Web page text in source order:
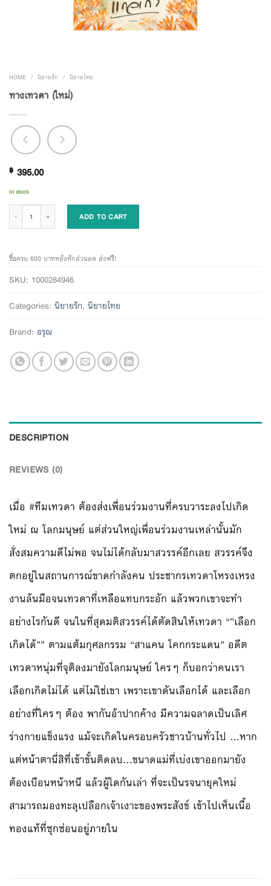
HOME / นิยายรัก / นิยายไทย
ทางเทวดา (ใหม่)
฿ 395.00
In stock
ADD TO CART
ซื้อครบ 600 บาทหลังหักส่วนลด ส่งฟรี!
SKU: 1000284946
Categories: นิยายรัก, นิยายไทย
Brand: อรุณ
DESCRIPTION
REVIEWS (0)
เมื่อ #ทีมเทวดา ต้องส่งเพื่อนร่วมงานที่ครบวาระลงไปเกิด
ใหม่ ณ โลกมนุษย์ แต่ส่วนใหญ่เพื่อนร่วมงานเหล่านั้นมัก
สั่งสมความดีไม่พอ จนไม่ได้กลับมาสวรรค์อีกเลย สวรรค์จึง
ตกอยู่ในสถานการณ์ขาดกำลังคน ประชากรเทวดาโหรงเหรง
งานล้นมือจนเทวดาที่เหลือแทบกระอัก แล้วพวกเขาจะทำ
อย่างไรกันดี จนในที่สุดมติสวรรค์ได้ตัดสินให้เทวดา “”เลือก
เกิดได้”” ตามแต้มกุศลกรรม “สาแคน โคกกระแดน” อดีต
เทวดาหนุ่มที่จุติลงมายังโลกมนุษย์ ใครๆ ก็บอกว่าคนเรา
เลือกเกิดไม่ได้ แต่ไม่ใช่เขา เพราะเขาดันเลือกได้ และเลือก
อย่างที่ใครๆ ต้อง พากันอ้าปากค้าง มีความฉลาดเป็นเลิศ
ร่างกายแข็งแรง แม้จะเกิดในครอบครัวชาวบ้านทั่วไป …หาก
แต่หน้าตานี่สิที่เข้าขั้นติดลบ…ขนาดแม่ที่เบ่งเขาออกมายัง
ต้องเบือนหน้าหนี แล้วผู้ใดกันเล่า ที่จะเป็นรจนายุคใหม่
สามารถมองทะลุเปลือกเจ้าเงาะของพระสังข์ เข้าไปเห็นเนื้อ
ทองแท้ที่ซุกซ่อนอยู่ภายใน